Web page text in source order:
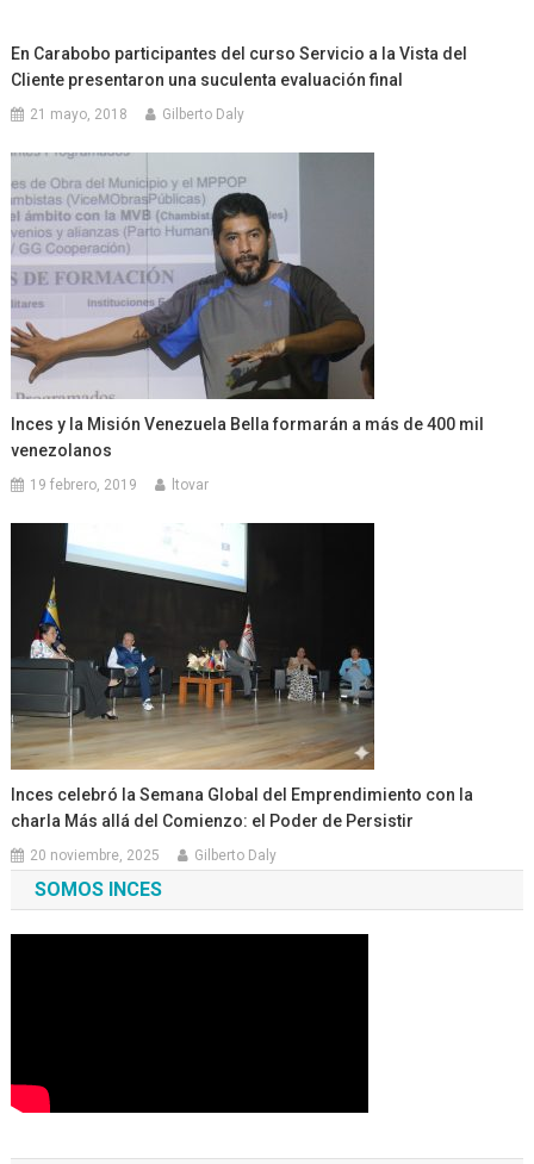
En Carabobo participantes del curso Servicio a la Vista del
Cliente presentaron una suculenta evaluación final
21 mayo, 2018 Gilberto Daly
Inces y la Misión Venezuela Bella formarán a más de 400 mil
venezolanos
19 febrero, 2019 ltovar
Inces celebró la Semana Global del Emprendimiento con la
charla Más allá del Comienzo: el Poder de Persistir
20 noviembre, 2025 Gilberto Daly
SOMOS INCES